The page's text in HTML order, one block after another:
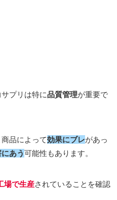
プリは特に品質管理が重要で
品によって効果にブレがあっ
あう可能性もあります。
場で生産されていることを確認